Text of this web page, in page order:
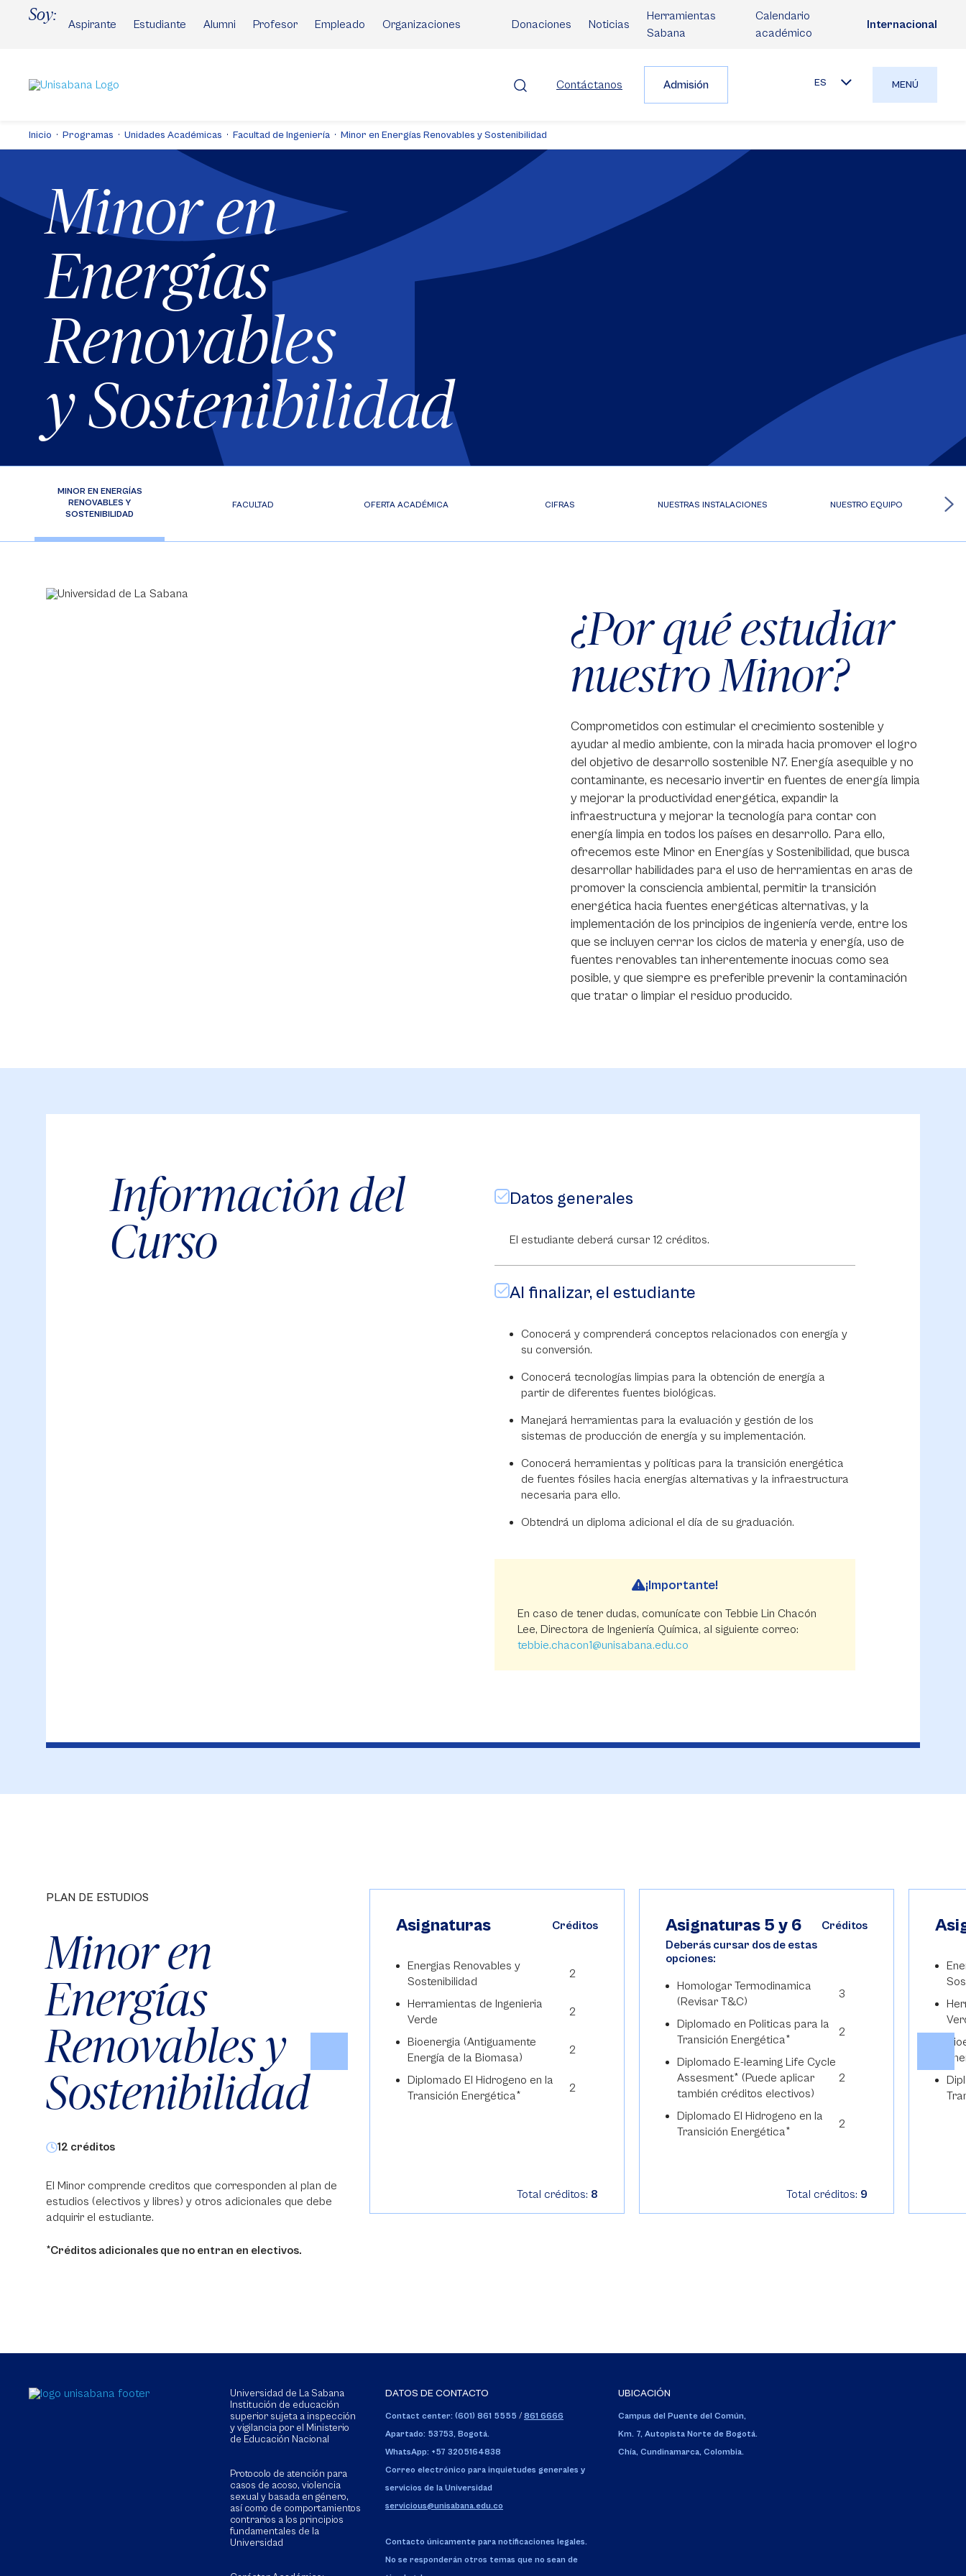
Soy:
Aspirante Estudiante Alumni Profesor Empleado Organizaciones Donaciones Noticias
Herramientas
Sabana
Calendario
académico
Internacional
Contáctanos Admisión ES MENÚ
Inicio Programas Unidades Académicas Facultad de Ingeniería Minor en Energías Renovables y Sostenibilidad
Minor en
Energías
Renovables
y Sostenibilidad
MINOR EN ENERGÍAS
RENOVABLES Y
SOSTENIBILIDAD
FACULTAD OFERTA ACADÉMICA CIFRAS NUESTRAS INSTALACIONES NUESTRO EQUIPO
¿Por qué estudiar
nuestro Minor?
Comprometidos con estimular el crecimiento sostenible y
ayudar al medio ambiente, con la mirada hacia promover el logro
del objetivo de desarrollo sostenible N7. Energía asequible y no
contaminante, es necesario invertir en fuentes de energía limpia
y mejorar la productividad energética, expandir la
infraestructura y mejorar la tecnología para contar con
energía limpia en todos los países en desarrollo. Para ello,
ofrecemos este Minor en Energías y Sostenibilidad, que busca
desarrollar habilidades para el uso de herramientas en aras de
promover la consciencia ambiental, permitir la transición
energética hacia fuentes energéticas alternativas, y la
implementación de los principios de ingeniería verde, entre los
que se incluyen cerrar los ciclos de materia y energía, uso de
fuentes renovables tan inherentemente inocuas como sea
posible, y que siempre es preferible prevenir la contaminación
que tratar o limpiar el residuo producido.
Información del
Curso
Datos generales
El estudiante deberá cursar 12 créditos.
Al finalizar, el estudiante
Conocerá y comprenderá conceptos relacionados con energía y
su conversión.
Conocerá tecnologías limpias para la obtención de energía a
partir de diferentes fuentes biológicas.
Manejará herramientas para la evaluación y gestión de los
sistemas de producción de energía y su implementación.
Conocerá herramientas y políticas para la transición energética
de fuentes fósiles hacia energías alternativas y la infraestructura
necesaria para ello.
Obtendrá un diploma adicional el día de su graduación.
¡Importante!
En caso de tener dudas, comunícate con Tebbie Lin Chacón
Lee, Directora de Ingeniería Química, al siguiente correo:
tebbie.chacon1@unisabana.edu.co
PLAN DE ESTUDIOS
Minor en
Energías
Renovables y
Sostenibilidad
12 créditos
El Minor comprende creditos que corresponden al plan de
estudios (electivos y libres) y otros adicionales que debe
adquirir el estudiante.
*Créditos adicionales que no entran en electivos.
Deberás cursar dos de estas
opciones:
Homologar Termodinamica
(Revisar T&C)
Diplomado en Politicas para la
Transición Energética*
Diplomado E-learning Life Cycle
Assesment* (Puede aplicar
también créditos electivos)
2
Total créditos:
Asignaturas Créditos
Energias Renovables y
Sostenibilidad
2
Herramientas de Ingenieria
Verde
2
Bioenergia (Antiguamente
Energía de la Biomasa)
2
Diplomado El Hidrogeno en la
Transición Energética*
2
Total créditos: 8
Asignaturas 5 y 6
Créditos
Deberás cursar dos de estas
opciones:
Homologar Termodinamica
(Revisar T&C)
3
Diplomado en Politicas para la
Transición Energética*
2
Diplomado E-learning Life Cycle
Assesment* (Puede aplicar
también créditos electivos)
2
Diplomado El Hidrogeno en la
Transición Energética*
2
Total créditos: 9
Universidad de La Sabana
Institución de educación
superior sujeta a inspección
y vigilancia por el Ministerio
de Educación Nacional
Protocolo de atención para
casos de acoso, violencia
sexual y basada en género,
así como de comportamientos
contrarios a los principios
fundamentales de la
Universidad
DATOS DE CONTACTO
Contact center: (601) 861 5555 / 861 6666
Apartado: 53753, Bogotá.
WhatsApp: +57 3205164838
Correo electrónico para inquietudes generales y
servicios de la Universidad
servicious@unisabana.edu.co
Contacto únicamente para notificaciones legales.
No se responderán otros temas que no sean de
UBICACIÓN
Campus del Puente del Común,
Km. 7, Autopista Norte de Bogotá.
Chía, Cundinamarca, Colombia.